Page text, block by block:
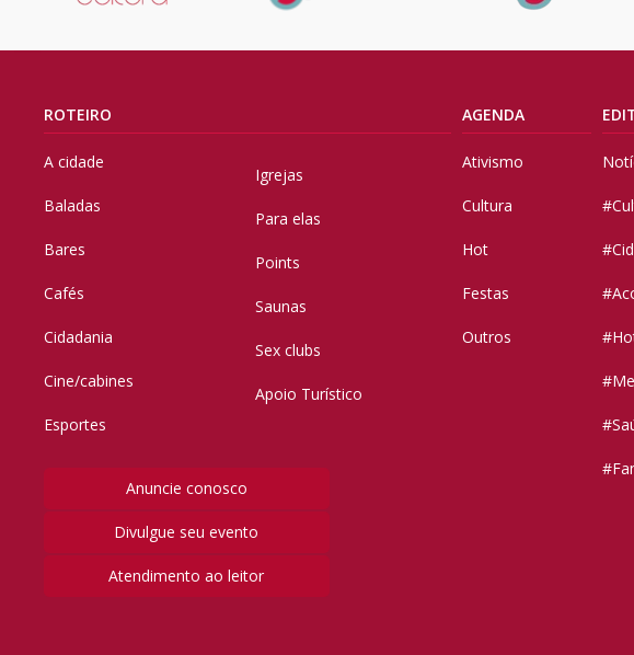
ROTEIRO
A cidade
Baladas
Bares
Cafés
Cidadania
Cine/cabines
Esportes
Igrejas
Para elas
Points
Saunas
Sex clubs
Apoio Turístico
Anuncie conosco
Divulgue seu evento
Atendimento ao leitor
AGENDA
Ativismo
Cultura
Hot
Festas
Outros